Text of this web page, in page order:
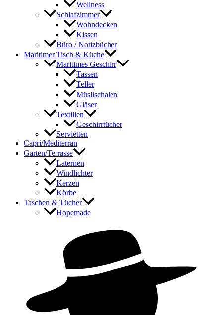
Wellness
Schlafzimmer
Wohndecken
Kissen
Büro / Notizbücher
Maritimer Tisch & Küche
Maritimes Geschirr
Tassen
Teller
Müslischalen
Gläser
Textilien
Geschirrtücher
Servietten
Capri/Mediterran
Garten/Terrasse
Laternen
Windlichter
Kerzen
Körbe
Taschen & Tücher
Hopemade